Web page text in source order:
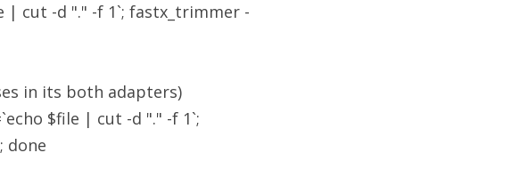
| cut -d "." -f 1`; fastx_trimmer -
in its both adapters)
$file | cut -d "." -f 1`;
done